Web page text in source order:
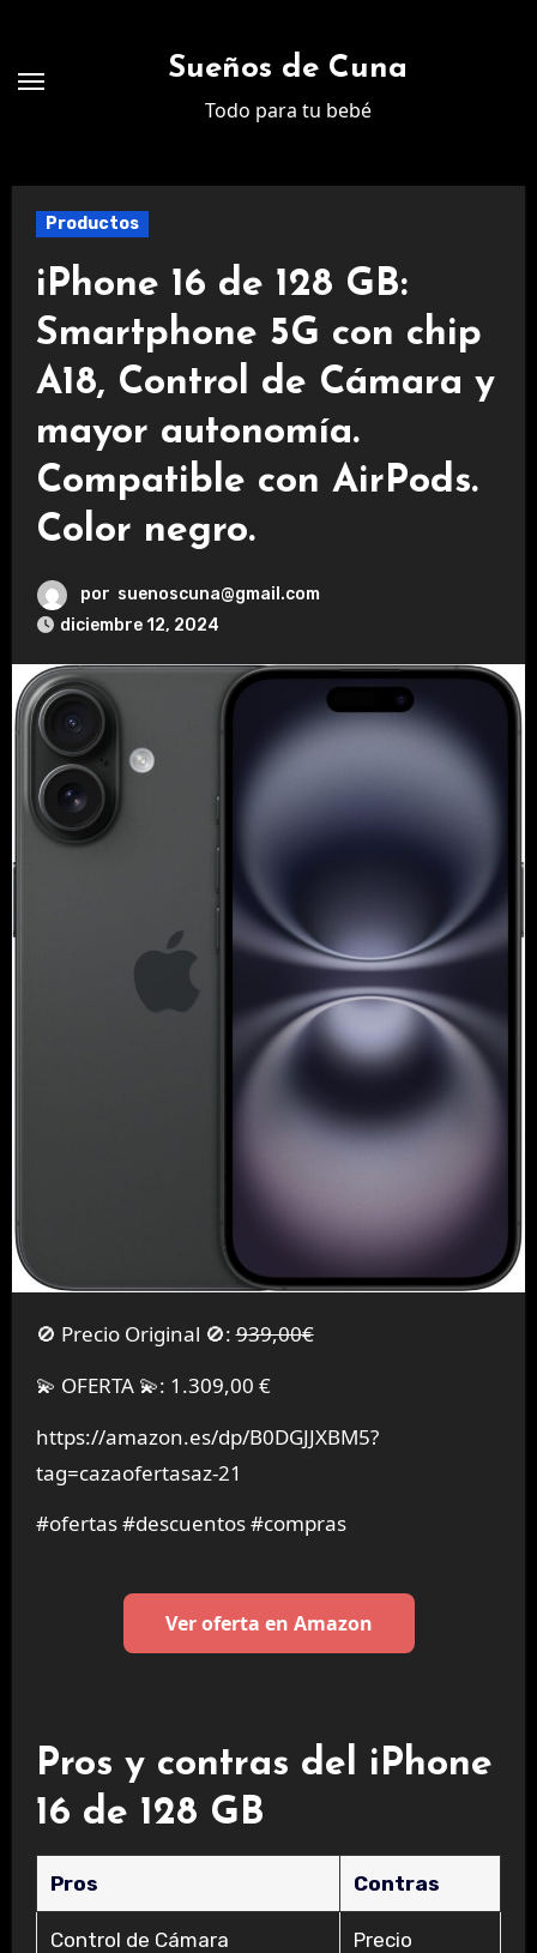
contenido
Sueños de Cuna
Todo para tu bebé
Productos
iPhone 16 de 128 GB:
Smartphone 5G con chip
A18, Control de Cámara y
mayor autonomía.
Compatible con AirPods.
Color negro.
por suenoscuna@gmail.com
diciembre 12, 2024
🚫 Precio Original 🚫:939,00€
💫 OFERTA 💫: 1.309,00 €
https://amazon.es/dp/B0DGJJXBM5?
tag=cazaofertasaz-21
#ofertas #descuentos #compras
Ver oferta en Amazon
Pros y contras del iPhone
16 de 128 GB
Pros Contras
Control de Cámara
Precio